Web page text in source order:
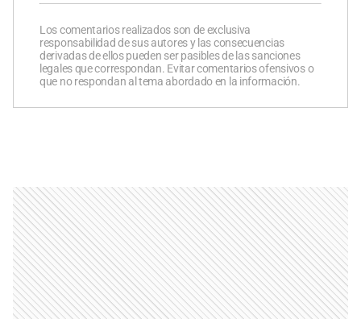
Los comentarios realizados son de exclusiva
responsabilidad de sus autores y las consecuencias
derivadas de ellos pueden ser pasibles de las sanciones
legales que correspondan. Evitar comentarios ofensivos o
que no respondan al tema abordado en la información.